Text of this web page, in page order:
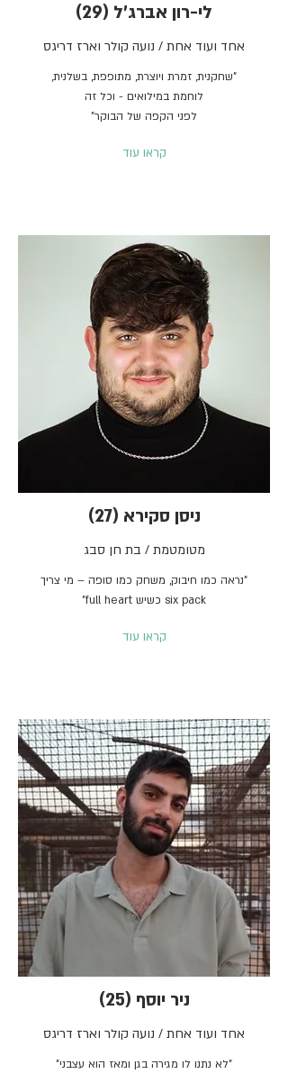
לי-רון אברג'ל (29)
אחד ועוד אחת / נועה קולר וארז דריגס
"שחקנית, זמרת ויוצרת, מתופפת, בשלנית,
לוחמת במילואים - וכל זה
לפני הקפה של הבוקר"
קראו עוד
ניסן סקירא (27)
מטומטמת / בת חן סבג
"נראה כמו חיבוק, משחק כמו סופה – מי צריך
six pack כשיש full heart"
קראו עוד
ניר יוסף (25)
אחד ועוד אחת / נועה קולר וארז דריגס
"לא נתנו לו מגירה בגן ומאז הוא עצבני"